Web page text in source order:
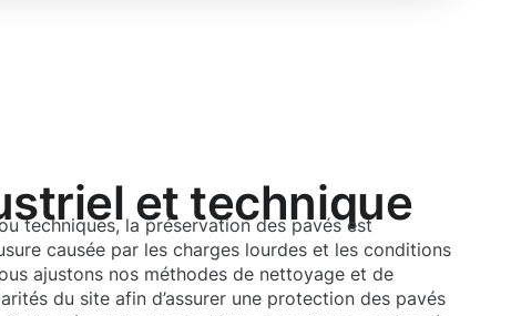
et technique
techniques, la préservation des pavés est
causée par les charges lourdes et les conditions
ajustons nos méthodes de nettoyage et de
du site afin d’assurer une protection des pavés